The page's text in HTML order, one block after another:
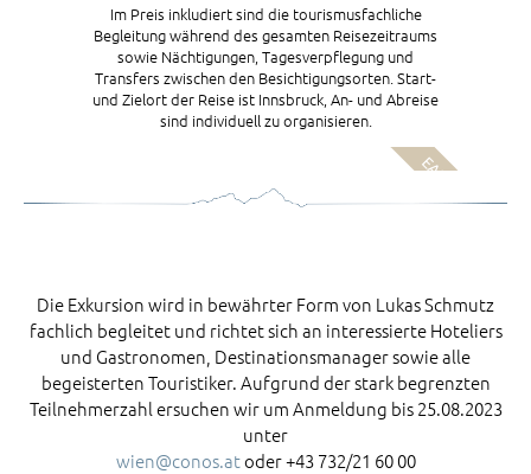
Im Preis inkludiert sind die tourismusfachliche
Begleitung während des gesamten Reisezeitraums
sowie Nächtigungen, Tagesverpflegung und
Transfers zwischen den Besichtigungsorten. Start-
und Zielort der Reise ist Innsbruck, An- und Abreise
sind individuell zu organisieren.
EARLY BIRD
Die Exkursion wird in bewährter Form von Lukas Schmutz
fachlich begleitet und richtet sich an interessierte Hoteliers
und Gastronomen, Destinationsmanager sowie alle
begeisterten Touristiker. Aufgrund der stark begrenzten
Teilnehmerzahl ersuchen wir um Anmeldung bis 25.08.2023
unter
wien@conos.atoder +43 732/21 60 00